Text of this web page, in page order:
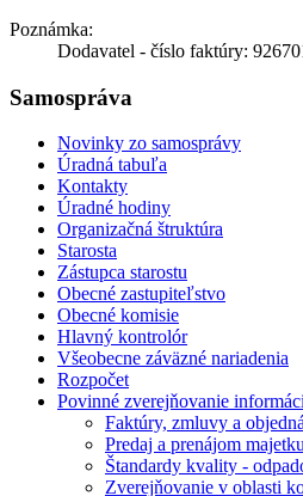
Poznámka:
Dodavatel - číslo faktúry:
Samospráva
Novinky zo samosprávy
Úradná tabuľa
Kontakty
Úradné hodiny
Organizačná štruktúra
Starosta
Zástupca starostu
Obecné zastupiteľstvo
Obecné komisie
Hlavný kontrolór
Všeobecne záväzné nariadenia
Rozpočet
Povinné zverejňovanie
Faktúry, zmluvy a
Predaj a prenájom majetku
Štandardy kvality -
Zverejňovanie v oblasti